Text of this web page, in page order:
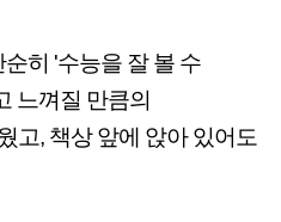
히 '수능을 잘 볼 수
느껴질 만큼의
고, 책상 앞에 앉아 있어도